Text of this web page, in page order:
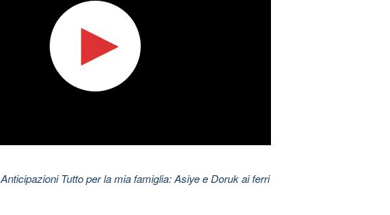
Anticipazioni Tutto per la mia famiglia: Asiye e Doruk ai ferri